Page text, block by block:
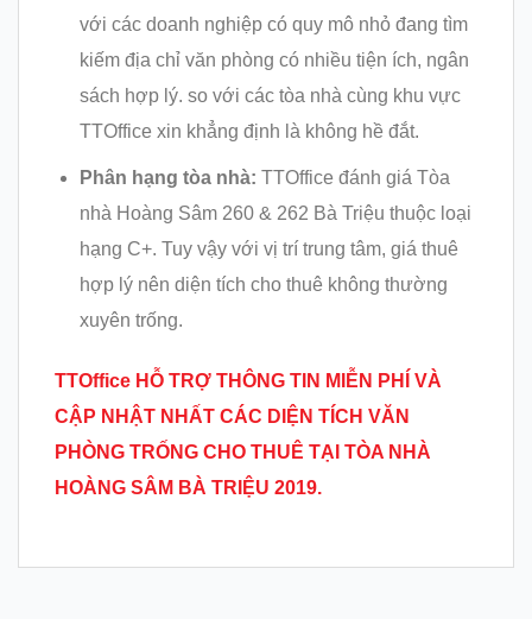
với các doanh nghiệp có quy mô nhỏ đang tìm
kiếm địa chỉ văn phòng có nhiều tiện ích, ngân
sách hợp lý. so với các tòa nhà cùng khu vực
TTOffice xin khẳng định là không hề đắt.
Phân hạng tòa nhà: TTOffice đánh giá Tòa
nhà Hoàng Sâm 260 & 262 Bà Triệu thuộc loại
hạng C+. Tuy vậy với vị trí trung tâm, giá thuê
hợp lý nên diện tích cho thuê không thường
xuyên trống.
TTOffice HỖ TRỢ THÔNG TIN MIỄN PHÍ VÀ
CẬP NHẬT NHẤT CÁC DIỆN TÍCH VĂN
PHÒNG TRỐNG CHO THU Ê TẠI TÒA NHÀ
HOÀNG SÂM BÀ TRIỆU 2019.